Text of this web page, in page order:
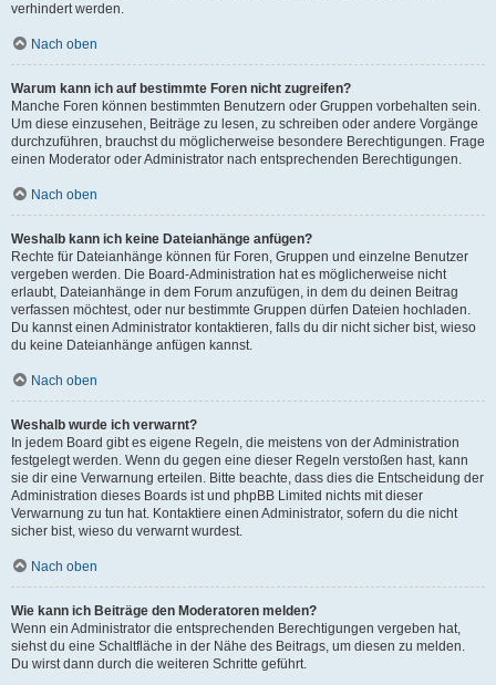
verhindert werden.
Nach oben
Warum kann ich auf bestimmte Foren nicht zugreifen?
Manche Foren können bestimmten Benutzern oder Gruppen vorbehalten sein.
Um diese einzusehen, Beiträge zu lesen, zu schreiben oder andere Vorgänge
durchzuführen, brauchst du möglicherweise besondere Berechtigungen. Frage
einen Moderator oder Administrator nach entsprechenden Berechtigungen.
Nach oben
Weshalb kann ich keine Dateianhänge anfügen?
Rechte für Dateianhänge können für Foren, Gruppen und einzelne Benutzer
vergeben werden. Die Board-Administration hat es möglicherweise nicht
erlaubt, Dateianhänge in dem Forum anzufügen, in dem du deinen Beitrag
verfassen möchtest, oder nur bestimmte Gruppen dürfen Dateien hochladen.
Du kannst einen Administrator kontaktieren, falls du dir nicht sicher bist, wieso
du keine Dateianhänge anfügen kannst.
Nach oben
Weshalb wurde ich verwarnt?
In jedem Board gibt es eigene Regeln, die meistens von der Administration
festgelegt werden. Wenn du gegen eine dieser Regeln verstoßen hast, kann
sie dir eine Verwarnung erteilen. Bitte beachte, dass dies die Entscheidung der
Administration dieses Boards ist und phpBB Limited nichts mit dieser
Verwarnung zu tun hat. Kontaktiere einen Administrator, sofern du die nicht
sicher bist, wieso du verwarnt wurdest.
Nach oben
Wie kann ich Beiträge den Moderatoren melden?
Wenn ein Administrator die entsprechenden Berechtigungen vergeben hat,
siehst du eine Schaltfläche in der Nähe des Beitrags, um diesen zu melden.
Du wirst dann durch die weiteren Schritte geführt.